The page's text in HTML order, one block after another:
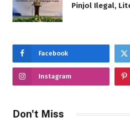
Pinjol Ilegal,
Facebook
Instagram
Don't Miss